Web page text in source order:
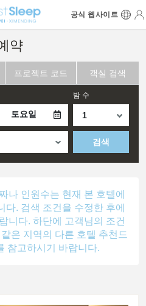
공식 웹사이트
약
프로젝트 코드 객실 검색
토요일
밤 수
검색
나 인원수는 현재 본 호텔에
다. 검색 조건을 수정한 후에
니다. 하단에 고객님의 조건
은 지역의 다른 호텔 추천드
참고하시기 바랍니다.